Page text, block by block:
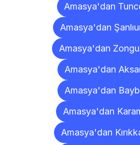
Amasya'dan
Amasya'dan
Amasya'dan
Amasya'dan
Amasya'dan
Amasya'dan
Amasya'dan